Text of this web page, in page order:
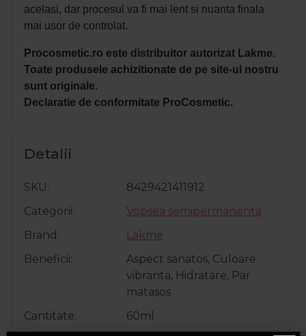
acelasi, dar procesul va fi mai lent si nuanta finala
mai usor de controlat.
Procosmetic.ro este distribuitor autorizat Lakme.
Toate produsele achizitionate de pe site-ul nostru
sunt originale.
Declaratie de conformitate ProCosmetic.
Detalii
SKU
8429421411912
Categorii
Vopsea semipermanenta
Brand
Lakme
Beneficii
Aspect sanatos, Culoare
vibranta, Hidratare, Par
matasos
Cantitate
60ml